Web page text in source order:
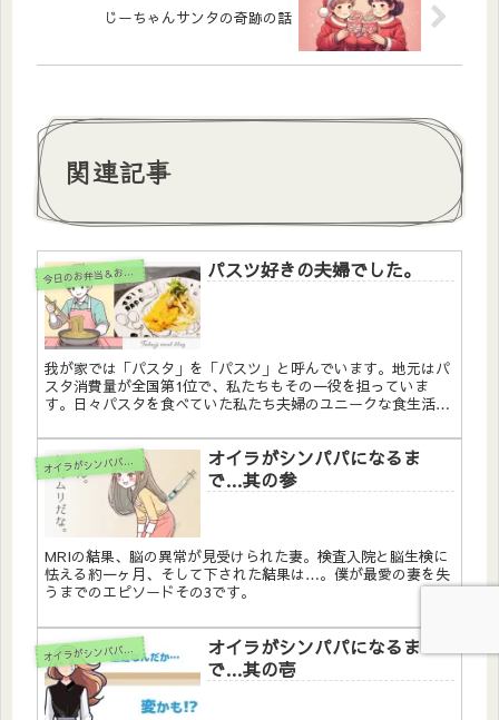
じーちゃんサンタの奇跡の話
関連記事
今
日のお弁当＆おかず パスツ好きの夫婦でした。
我が家では「パスタ」を「パスツ」と呼んでいます。地元はパ
スタ消費量が全国第1位で、私たちもその一役を担っていま
す。日々パスタを食べていた私たち夫婦のユニークな食生活に
ツァレラチーズのトマトクリーム」を再現しようとした思い出
も。パスタの魅力と家族の温かいエピソードをお楽しみくださ
い。
オイラがシンパパになるまで
オイラがシンパパになるま
で…其の参
MRIの結果、脳の異常が見受けられた妻。検査入院と脳生検に
怯える約一ヶ月、そして下された結果は…。僕が最愛の妻を失
うまでのエピソードその3です。
オイラがシンパパになるまで
オイラがシンパパになるま
で…其の壱